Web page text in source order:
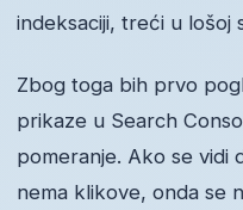
indeksaciji, treći u lošoj
Zbog toga bih prvo
prikaze u Search
pomeranje. Ako se vidi
nema klikove, onda se